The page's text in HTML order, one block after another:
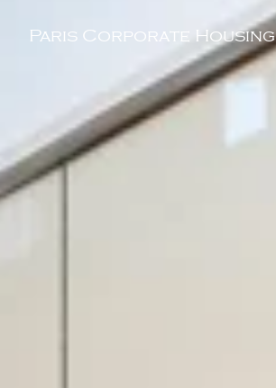
Paris Corporate Housing